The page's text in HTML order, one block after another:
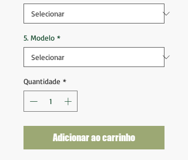
5. Modelo *
Quantidade *
Adicionar ao carrinho